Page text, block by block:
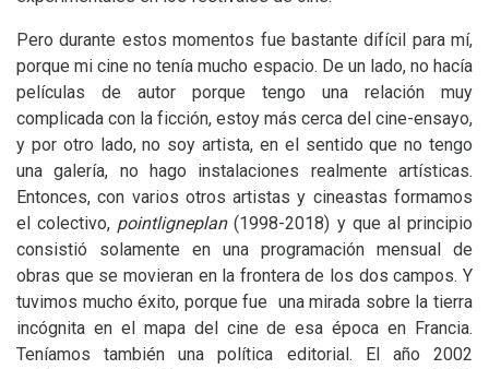
Pero durante estos momentos fue bastante difícil para mí,
porque mi cine no tenía mucho espacio. De un lado, no hacía
películas de autor porque tengo una relación muy
complicada con la ficción, estoy más cerca del cine-ensayo,
y por otro lado, no soy artista, en el sentido que no tengo
una galería, no hago instalaciones realmente artísticas.
Entonces, con varios otros artistas y cineastas formamos
el colectivo, pointligneplan(1998-2018) y que al principio
consistió solamente en una programación mensual de
obras que se movieran en la frontera de los dos campos. Y
tuvimos mucho éxito, porque fue una mirada sobre la tierra
incógnita en el mapa del cine de esa época en Francia.
Teníamos también una política editorial. El año 2002